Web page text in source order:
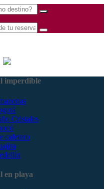
imperdible
Cristales
cafetero
en playa